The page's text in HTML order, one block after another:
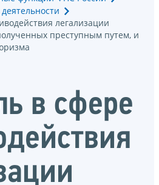
легализации
преступным путем, и
в сфере